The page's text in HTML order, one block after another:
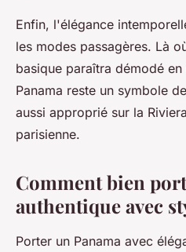
Enfin, l'élégance
les modes passagères. Là
basique paraîtra démodé
Panama reste un symbole de
aussi approprié sur la
parisienne.
Comment bien
authentique avec
Porter un Panama avec